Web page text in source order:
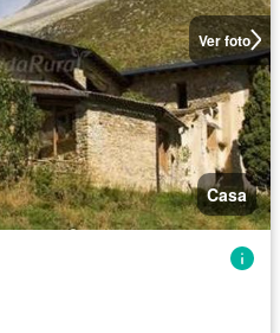
Ver foto
Casa